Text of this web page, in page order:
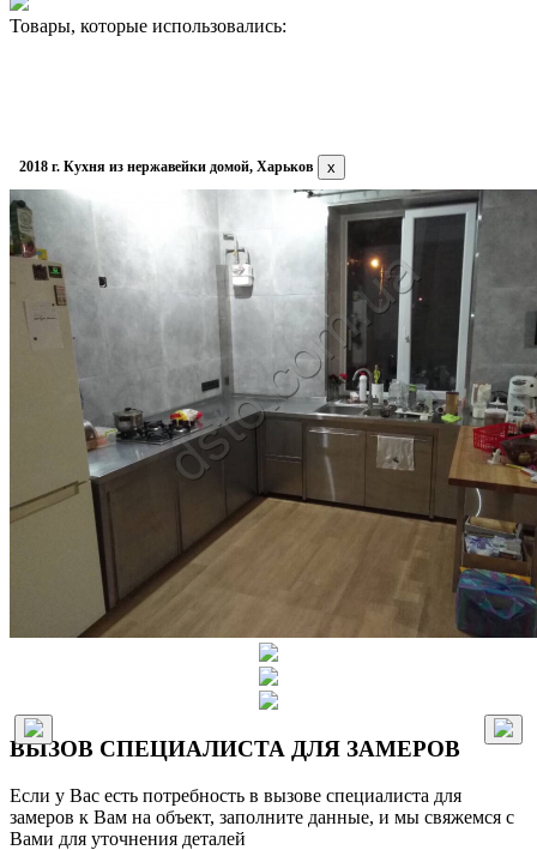
Товары, которые использовались:
2018 г. Кухня из нержавейки домой, Харьков
ВЫЗОВ СПЕЦИАЛИСТА ДЛЯ ЗАМЕРОВ
Если у Вас есть потребность в вызове специалиста для
замеров к Вам на объект, заполните данные, и мы свяжемся с
Вами для уточнения деталей